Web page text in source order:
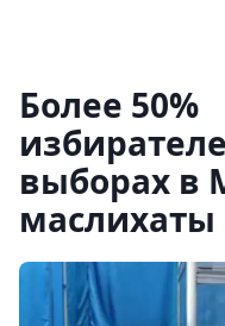
Более 50%
выборах в
маслихаты